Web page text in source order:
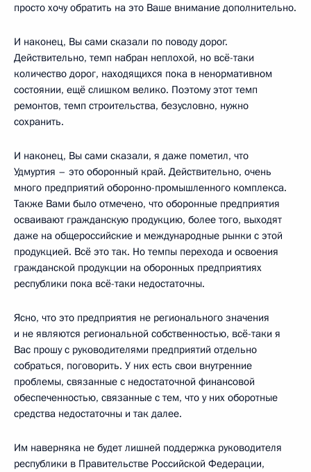
просто хочу обратить на это Ваше внимание дополнительно.
И наконец, Вы сами сказали по поводу дорог.
Действительно, темп набран неплохой, но всё-таки
количество дорог, находящихся пока в ненормативном
состоянии, ещё слишком велико. Поэтому этот темп
ремонтов, темп строительства, безусловно, нужно
сохранить.
И наконец, Вы сами сказали, я даже пометил, что
Удмуртия – это оборонный край. Действительно, очень
много предприятий оборонно-промышленного комплекса.
Также Вами было отмечено, что оборонные предприятия
осваивают гражданскую продукцию, более того, выходят
даже на общероссийские и международные рынки с этой
продукцией. Всё это так. Но темпы перехода и освоения
гражданской продукции на оборонных предприятиях
республики пока всё-таки недостаточны.
Ясно, что это предприятия не регионального значения
и не являются региональной собственностью, всё-таки я
Вас прошу с руководителями предприятий отдельно
собраться, поговорить. У них есть свои внутренние
проблемы, связанные с недостаточной финансовой
обеспеченностью, связанные с тем, что у них оборотные
средства недостаточны и так далее.
Им наверняка не будет лишней поддержка руководителя
республики в Правительстве Российской Федерации,